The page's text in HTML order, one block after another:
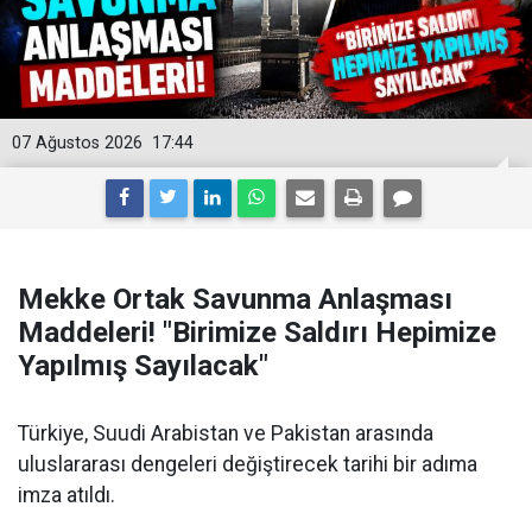
17:44
07 Ağustos 2026
Mekke Ortak Savunma Anlaşması
Maddeleri! "Birimize Saldırı Hepimize
Yapılmış Sayılacak"
Türkiye, Suudi Arabistan ve Pakistan arasında
uluslararası dengeleri değiştirecek tarihi bir adıma
imza atıldı.